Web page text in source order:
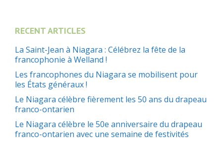
RECENT ARTICLES
La Saint-Jean à Niagara : Célébrez la fête de la
francophonie à Welland !
Les francophones du Niagara se mobilisent pour
les États généraux !
Le Niagara célèbre fièrement les 50 ans du drapeau
franco-ontarien
Le Niagara célèbre le 50e anniversaire du drapeau
franco-ontarien avec une semaine de festivités